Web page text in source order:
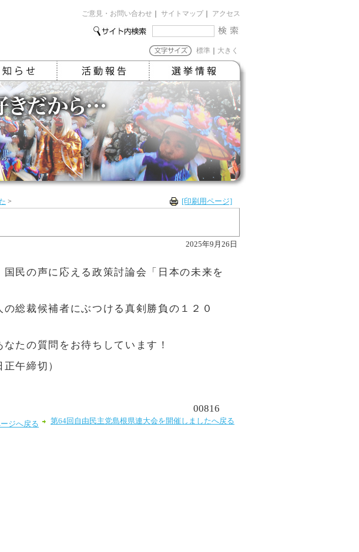
ご意見・お問い合わせ サイトマップ アクセス
標準 大きく
[印刷用ページ]
>
2025年9月26日
民の声に応える政策討論会「日本の未来を
総裁候補者にぶつける真剣勝負の１２０
たの質問をお待ちしています！
午締切）
00816
第64回自由民主党島根県連大会を開催しましたへ戻る
ジへ戻る